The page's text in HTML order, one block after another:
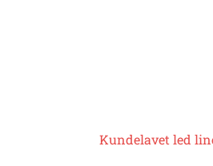
Kundelavet led